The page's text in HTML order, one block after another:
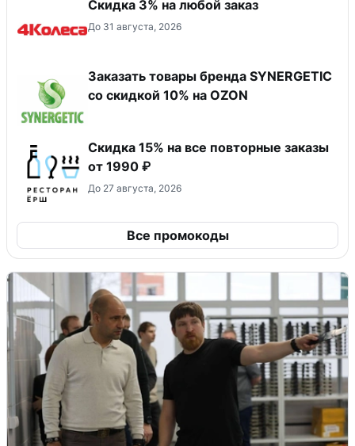
Скидка 3% на любой заказ
До 31 августа, 2026
Заказать товары бренда SYNERGETIC
со скидкой 10% на OZON
Скидка 15% на все повторные заказы
от 1990 ₽
До 27 августа, 2026
Все промокоды